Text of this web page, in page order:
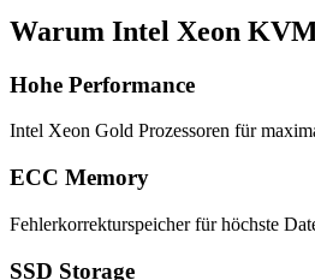
Warum Intel Xeon
Hohe Performance
Intel Xeon Gold Prozessoren für
ECC Memory
Fehlerkorrekturspeicher für höchste
SSD Storage